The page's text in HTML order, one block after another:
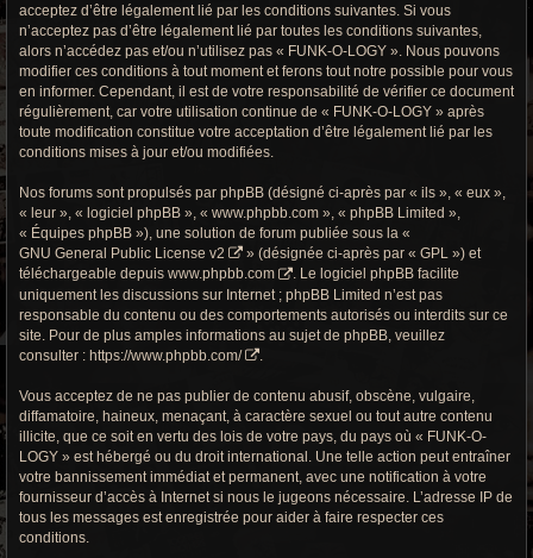
c
acceptez d’être légalement lié par les conditions suivantes. Si vous
n’acceptez pas d’être légalement lié par toutes les conditions suivantes,
alors n’accédez pas et/ou n’utilisez pas « FUNK-O-LOGY ». Nous pouvons
modifier ces conditions à tout moment et ferons tout notre possible pour vous
en informer. Cependant, il est de votre responsabilité de vérifier ce document
régulièrement, car votre utilisation continue de « FUNK-O-LOGY » après
toute modification constitue votre acceptation d’être légalement lié par les
conditions mises à jour et/ou modifiées.
Nos forums sont propulsés par phpBB (désigné ci-après par « ils », « eux »,
« leur », « logiciel phpBB », « www.phpbb.com », « phpBB Limited »,
« Équipes phpBB »), une solution de forum publiée sous la «
GNU General Public License v2
» (désignée ci-après par « GPL ») et
téléchargeable depuis www.phpbb.com
. Le logiciel phpBB facilite
uniquement les discussions sur Internet ; phpBB Limited n’est pas
responsable du contenu ou des comportements autorisés ou interdits sur ce
site. Pour de plus amples informations au sujet de phpBB, veuillez
consulter : https://www.phpbb.com/
Vous acceptez de ne pas publier de contenu abusif, obscène, vulgaire,
diffamatoire, haineux, menaçant, à caractère sexuel ou tout autre contenu
illicite, que ce soit en vertu des lois de votre pays, du pays où « FUNK-O-
LOGY » est hébergé ou du droit international. Une telle action peut entraîner
votre bannissement immédiat et permanent, avec une notification à votre
fournisseur d’accès à Internet si nous le jugeons nécessaire. L’adresse IP de
tous les messages est enregistrée pour aider à faire respecter ces
conditions.